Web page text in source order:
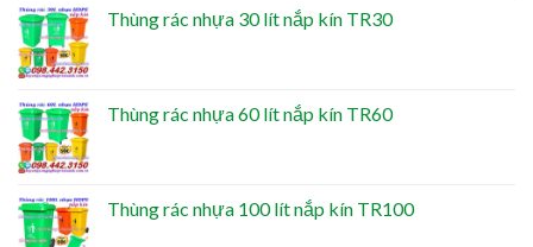
Thùng rác nhựa 30 lít nắp kín TR30
Thùng rác nhựa 60 lít nắp kín TR60
Thùng rác nhựa 100 lít nắp kín TR100